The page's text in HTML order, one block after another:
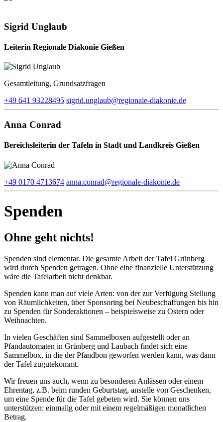
Sigrid Unglaub
Leiterin Regionale Diakonie Gießen
Gesamtleitung, Grundsatzfragen
+49 641 93228495 sigrid.unglaub​@regionale-diakonie.de
Anna Conrad
Bereichsleiterin der Tafeln in Stadt und Landkreis Gießen
+49 0170 4713674 anna.conrad​@regionale-diakonie.de
Spenden
Ohne geht nichts!
Spenden sind elementar. Die gesamte Arbeit der Tafel Grünberg
wird durch Spenden getragen. Ohne eine finanzielle Unterstützung
wäre die Tafelarbeit nicht denkbar.
Spenden kann man auf viele Arten: von der zur Verfügung Stellung
von Räumlichkeiten, über Sponsoring bei Neubeschaffungen bis hin
zu Spenden für Sonderaktionen – beispielsweise zu Ostern oder
Weihnachten.
In vielen Geschäften sind Sammelboxen aufgestellt oder an
Pfandautomaten in Grünberg und Laubach findet sich eine
Sammelbox, in die der Pfandbon geworfen werden kann, was dann
der Tafel zugutekommt.
Wir freuen uns auch, wenn zu besonderen Anlässen oder einem
Ehrentag, z.B. beim runden Geburtstag, anstelle von Geschenken,
um eine Spende für die Tafel gebeten wird. Sie können uns
unterstützen: einmalig oder mit einem regelmäßigen monatlichen
Betrag.